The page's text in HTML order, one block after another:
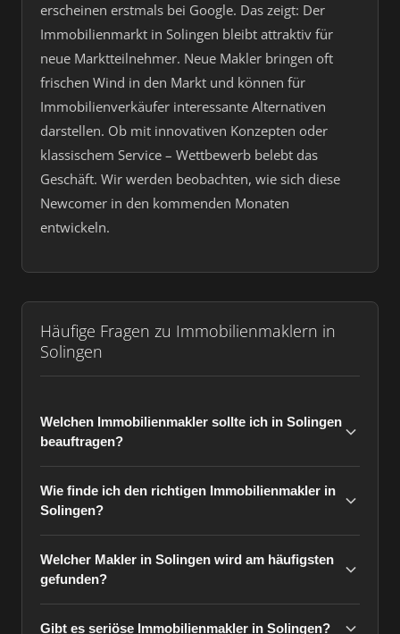
erscheinen erstmals bei Google. Das zeigt: Der
Immobilienmarkt in Solingen bleibt attraktiv für
neue Marktteilnehmer. Neue Makler bringen oft
frischen Wind in den Markt und können für
Immobilienverkäufer interessante Alternativen
darstellen. Ob mit innovativen Konzepten oder
klassischem Service – Wettbewerb belebt das
Geschäft. Wir werden beobachten, wie sich diese
Newcomer in den kommenden Monaten
entwickeln.
Häufige Fragen zu Immobilienmaklern in
Solingen
Welchen Immobilienmakler sollte ich in Solingen
beauftragen?
Wie finde ich den richtigen Immobilienmakler in
Solingen?
Welcher Makler in Solingen wird am häufigsten
gefunden?
Gibt es seriöse Immobilienmakler in Solingen?